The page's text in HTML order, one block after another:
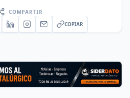
COMPARTIR
COPIAR